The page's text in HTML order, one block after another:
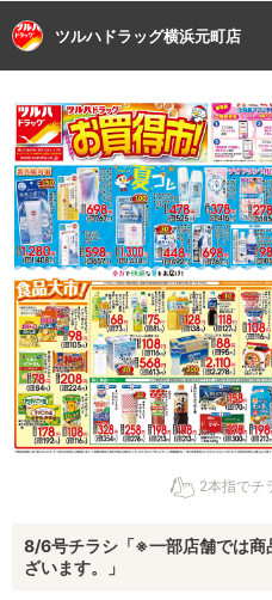
ツルハドラッグ横浜元町店
2本指でチ
8/6号チラシ「※一部店舗では商
ざいます。」